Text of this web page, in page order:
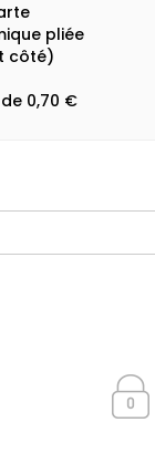
pliée
côté)
0,70 €